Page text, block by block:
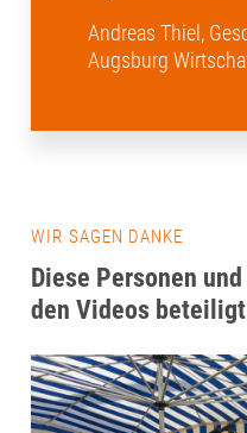
Andreas Thiel,
Augsburg
WIR SAGEN DANKE
Diese Personen
den Videos beteiligt